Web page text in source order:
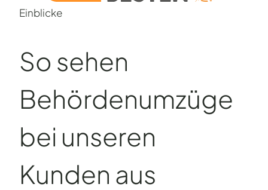
Einblicke
So sehen
Behörden­umzüge
bei unseren
Kunden aus